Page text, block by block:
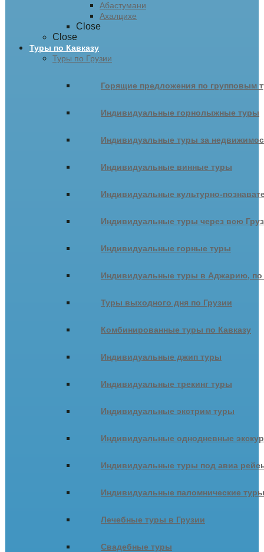
Абастумани
Ахалцихе
Close
Close
Туры по Кавказу
Туры по Грузии
Горящие предложения по групповым
Индивидуальные горнолыжные туры
Индивидуальные туры за
Индивидуальные винные туры
Индивидуальные культурно-
Индивидуальные туры через всю
Индивидуальные горные туры
Индивидуальные туры в Аджарию,
Туры выходного дня по Грузии
Комбинированные туры по Кавказу
Индивидуальные джип туры
Индивидуальные трекинг туры
Индивидуальные экстрим туры
Индивидуальные однодневные
Индивидуальные туры под авиа
Индивидуальные паломнические туры
Лечебные туры в Грузии
Свадебные туры